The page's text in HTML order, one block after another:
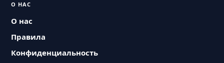
О НАС
О нас
Правила
Конфиденциальность